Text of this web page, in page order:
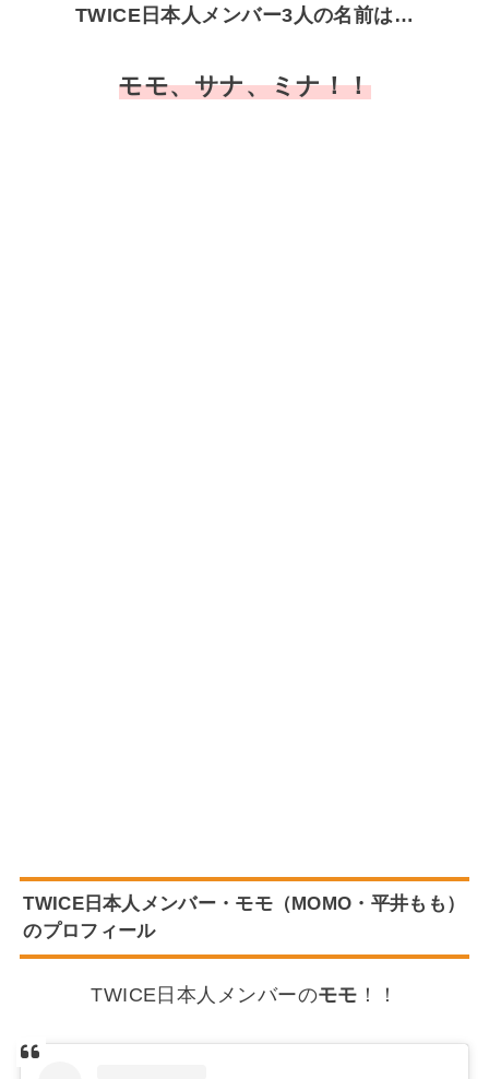
TWICE日本人メンバー3人の名前は…
モモ、サナ、ミナ！！
TWICE日本人メンバー・モモ（MOMO・平井もも）
のプロフィール
TWICE日本人メンバーのモモ ！！